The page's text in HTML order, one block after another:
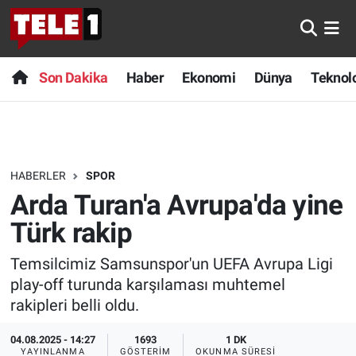
Son Dakika Haber Ekonomi Dünya
HABERLER SPOR
Arda Turan'a Avrupa'da yine
Türk rakip
Temsilcimiz Samsunspor'un UEFA Avrupa Ligi
play-off turunda karşılaması muhtemel
rakipleri belli oldu.
04.08.2025 - 14:27
YAYINLANMA
1693
GÖSTERIM
1 DK
OKUNMA SÜRESI
Anında Manşet
Başka Sohbetler
Bilim turu
Bilim ve Teknoloji Evreni
Doğa Konuşuyor
Dünya
Ege Saati
Son Dakika
Haber
Dünya
Teknoloji
Sağlık
Spor
Yayın Akışı
Nöbetçi Eczaneler
Hava Durumu
Trafik Durumu
Süper Lig Puan Durumu ve Fikstür
Tüm Manşetler
Son Dakika Haberleri
Haber Arşivi